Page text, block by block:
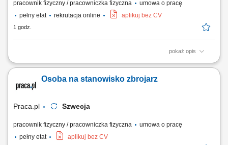
pracownik fizyczny / pracowniczka fizyczna
umowa o pracę
pełny etat
rekrutacja online aplikuj bez CV
1 godz.
pokaż opis
Twój zakres obowiązków Montaż szalunków.
Osoba na stanowisko zbrojarz
Praca.pl Szwecja
pracownik fizyczny / pracowniczka fizyczna
umowa o pracę
pełny etat
aplikuj bez CV